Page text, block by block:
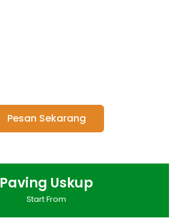
Pesan Sekarang
Paving Uskup
Start From